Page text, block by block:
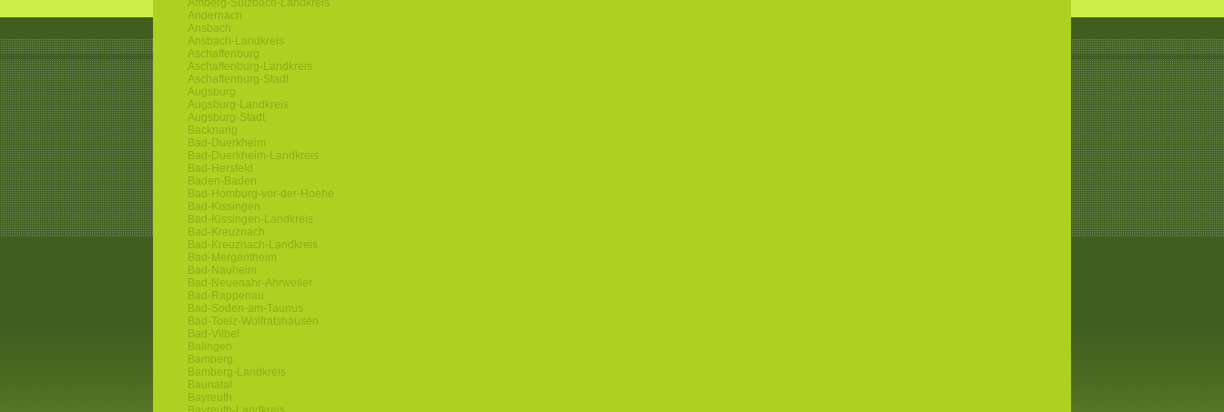
Amberg-Sulzbach-Landkreis
Andernach
Ansbach
Ansbach-Landkreis
Aschaffenburg
Aschaffenburg-Landkreis
Aschaffenburg-Stadt
Augsburg
Augsburg-Landkreis
Augsburg-Stadt
Backnang
Bad-Duerkheim
Bad-Duerkheim-Landkreis
Bad-Hersfeld
Baden-Baden
Bad-Homburg-vor-der-Hoehe
Bad-Kissingen
Bad-Kissingen-Landkreis
Bad-Kreuznach
Bad-Kreuznach-Landkreis
Bad-Mergentheim
Bad-Nauheim
Bad-Neuenahr-Ahrweiler
Bad-Rappenau
Bad-Soden-am-Taunus
Bad-Toelz-Wolfratshausen
Bad-Vilbel
Balingen
Bamberg
Bamberg-Landkreis
Baunatal
Bayreuth